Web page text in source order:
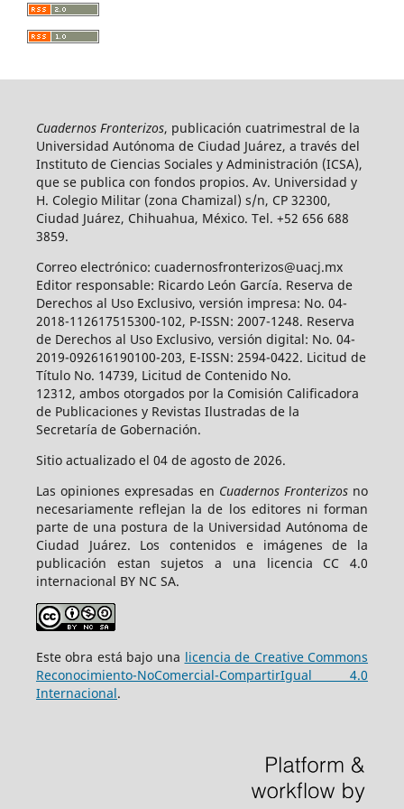
Cuadernos Fronterizos, publicación cuatrimestral de la
Universidad Autónoma de Ciudad Juárez, a través del
Instituto de Ciencias Sociales y Administración (ICSA),
que se publica con fondos propios. Av. Universidad y
H. Colegio Militar (zona Chamizal) s/n, CP 32300,
Ciudad Juárez, Chihuahua, México. Tel. +52 656 688
3859.
Correo electrónico: cuadernosfronterizos@uacj.mx
Editor responsable: Ricardo León García. Reserva de
Derechos al Uso Exclusivo, versión impresa: No. 04-
2018-112617515300-102, P-ISSN: 2007-1248. Reserva
de Derechos al Uso Exclusivo, versión digital: No. 04-
2019-092616190100-203, E-ISSN: 2594-0422. Licitud de
Título No. 14739, Licitud de Contenido No.
12312, ambos otorgados por la Comisión Calificadora
de Publicaciones y Revistas Ilustradas de la
Secretaría de Gobernación.
Sitio actualizado el 04 de agosto de 2026.
Las opiniones expresadas en Cuadernos Fronterizosno
necesariamente reflejan la de los editores ni forman
parte de una postura de la Universidad Autónoma de
Ciudad Juárez. Los contenidos e imágenes de la
publicación estan sujetos a una licencia CC 4.0
internacional BY NC SA.
Este obra está bajo una licencia de Creative Commons
Reconocimiento-NoComercial-CompartirIgual 4.0
Internacional.